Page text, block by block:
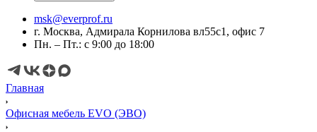
msk@everprof.ru
г. Москва, Адмирала Корнилова вл55с1, офис 7
Пн. – Пт.: с 9:00 до 18:00
Главная
Офисная мебель EVO (ЭВО)